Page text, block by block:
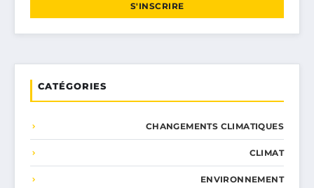
S'INSCRIRE
CATÉGORIES
CHANGEMENTS CLIMATIQUES
CLIMAT
ENVIRONNEMENT